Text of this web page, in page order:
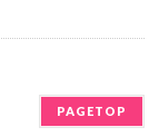
PAGETOP